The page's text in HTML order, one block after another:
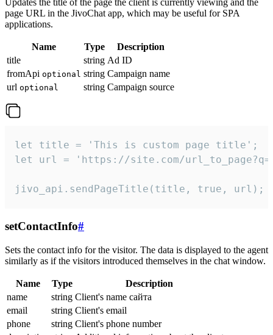
page URL in the JivoChat app, which may be useful for SPA
applications.
Name Type
Description
title
string Ad ID
fromApi optional string Campaign name
url optional string Campaign source
let title = 'This is custom page title';
let url = 'https://site.com/
jivo_api.sendPageTitle(title, true, url);
setContactInfo#
Sets the contact info for the visitor. The data is displayed to the agent
similarly as if the visitors introduced themselves in the chat window.
Name Type
Description
name
string Client's name сайта
email
string Client's email
phone
string Client's phone number